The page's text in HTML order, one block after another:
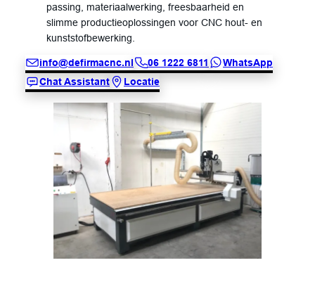
passing, materiaalwerking, freesbaarheid en
slimme productieoplossingen voor CNC hout- en
kunststofbewerking.
info@defirmacnc.nl 06 1222 6811
WhatsApp
Chat Assistant
Locatie